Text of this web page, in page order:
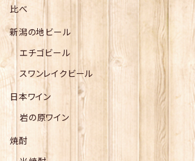
比べ
新潟の地ビール
エチゴビール
スワンレイクビール
日本ワイン
岩の原ワイン
焼酎